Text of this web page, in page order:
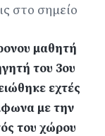
στο σημείο
μαθητή
του 3ου
εχτές
με την
του χώρου